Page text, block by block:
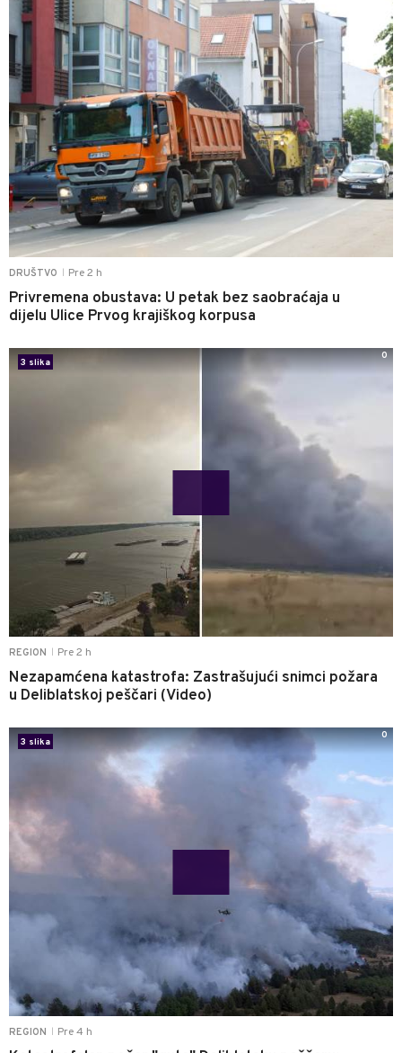
DRUŠTVO Pre 2 h
Privremena obustava: U petak bez saobraćaja u
dijelu Ulice Prvog krajiškog korpusa
REGION Pre 2 h
Nezapamćena katastrofa: Zastrašujući snimci požara
u Deliblatskoj peščari (Video)
3 slika
0
REGION Pre 4 h
3 slika
0